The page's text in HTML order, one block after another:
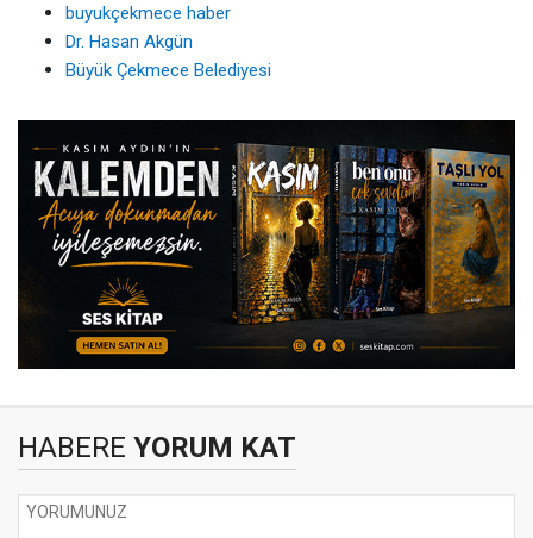
buyukçekmece haber
Dr. Hasan Akgün
Büyük Çekmece Belediyesi
HABERE YORUM KAT